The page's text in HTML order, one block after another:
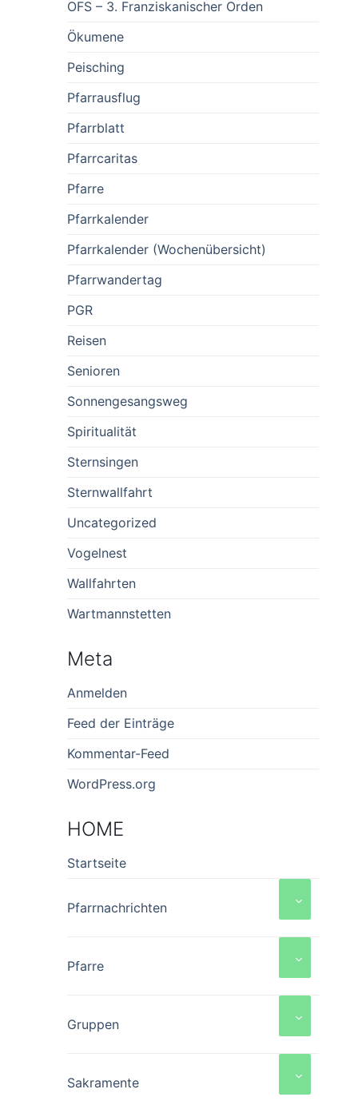
OFS – 3. Franziskanischer Orden
Ökumene
Peisching
Pfarrausflug
Pfarrblatt
Pfarrcaritas
Pfarre
Pfarrkalender
Pfarrkalender (Wochenübersicht)
Pfarrwandertag
PGR
Reisen
Senioren
Sonnengesangsweg
Spiritualität
Sternsingen
Sternwallfahrt
Uncategorized
Vogelnest
Wallfahrten
Wartmannstetten
Meta
Anmelden
Feed der Einträge
Kommentar-Feed
WordPress.org
HOME
Startseite
Pfarrnachrichten
Pfarre
Gruppen
Sakramente